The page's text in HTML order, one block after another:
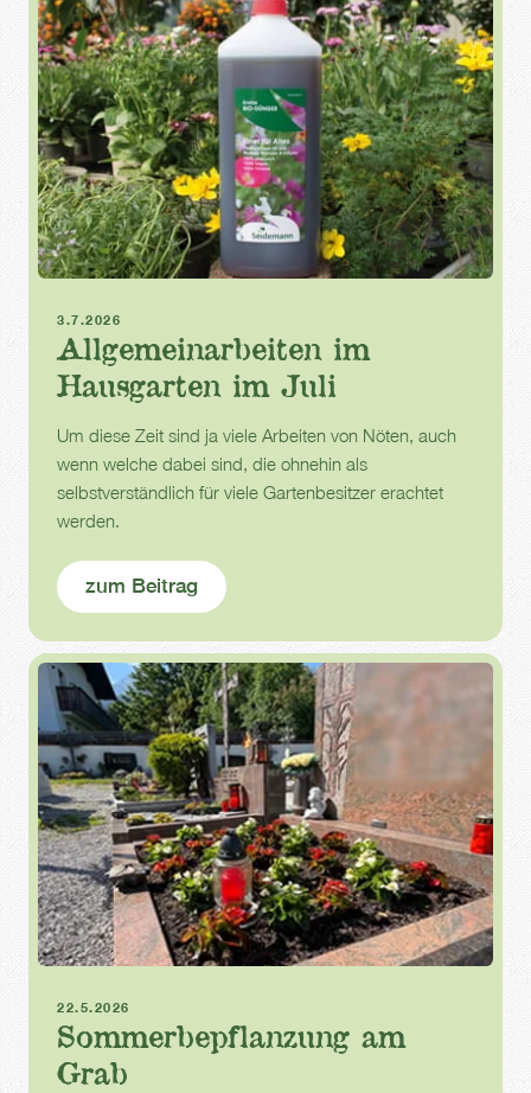
3.7.2026
Allgemeinarbeiten im
Hausgarten im Juli
Um diese Zeit sind ja viele Arbeiten von Nöten, auch
wenn welche dabei sind, die ohnehin als
selbstverständlich für viele Gartenbesitzer erachtet
werden.
zum Beitrag
22.5.2026
Sommerbepflanzung am
Grab